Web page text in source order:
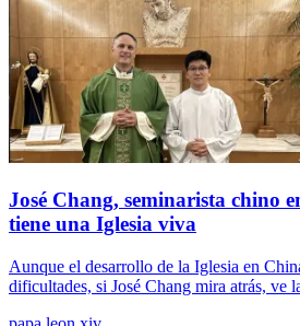
José Chang, seminarista chino
tiene una Iglesia viva
Aunque el desarrollo de la Iglesia en
dificultades, si José Chang mira atrás, ve